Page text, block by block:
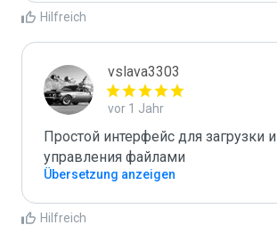
Hilfreich
vslava3303
vor 1 Jahr
Простой интерфейс для загрузки и
управления файлами
Übersetzung anzeigen
Hilfreich